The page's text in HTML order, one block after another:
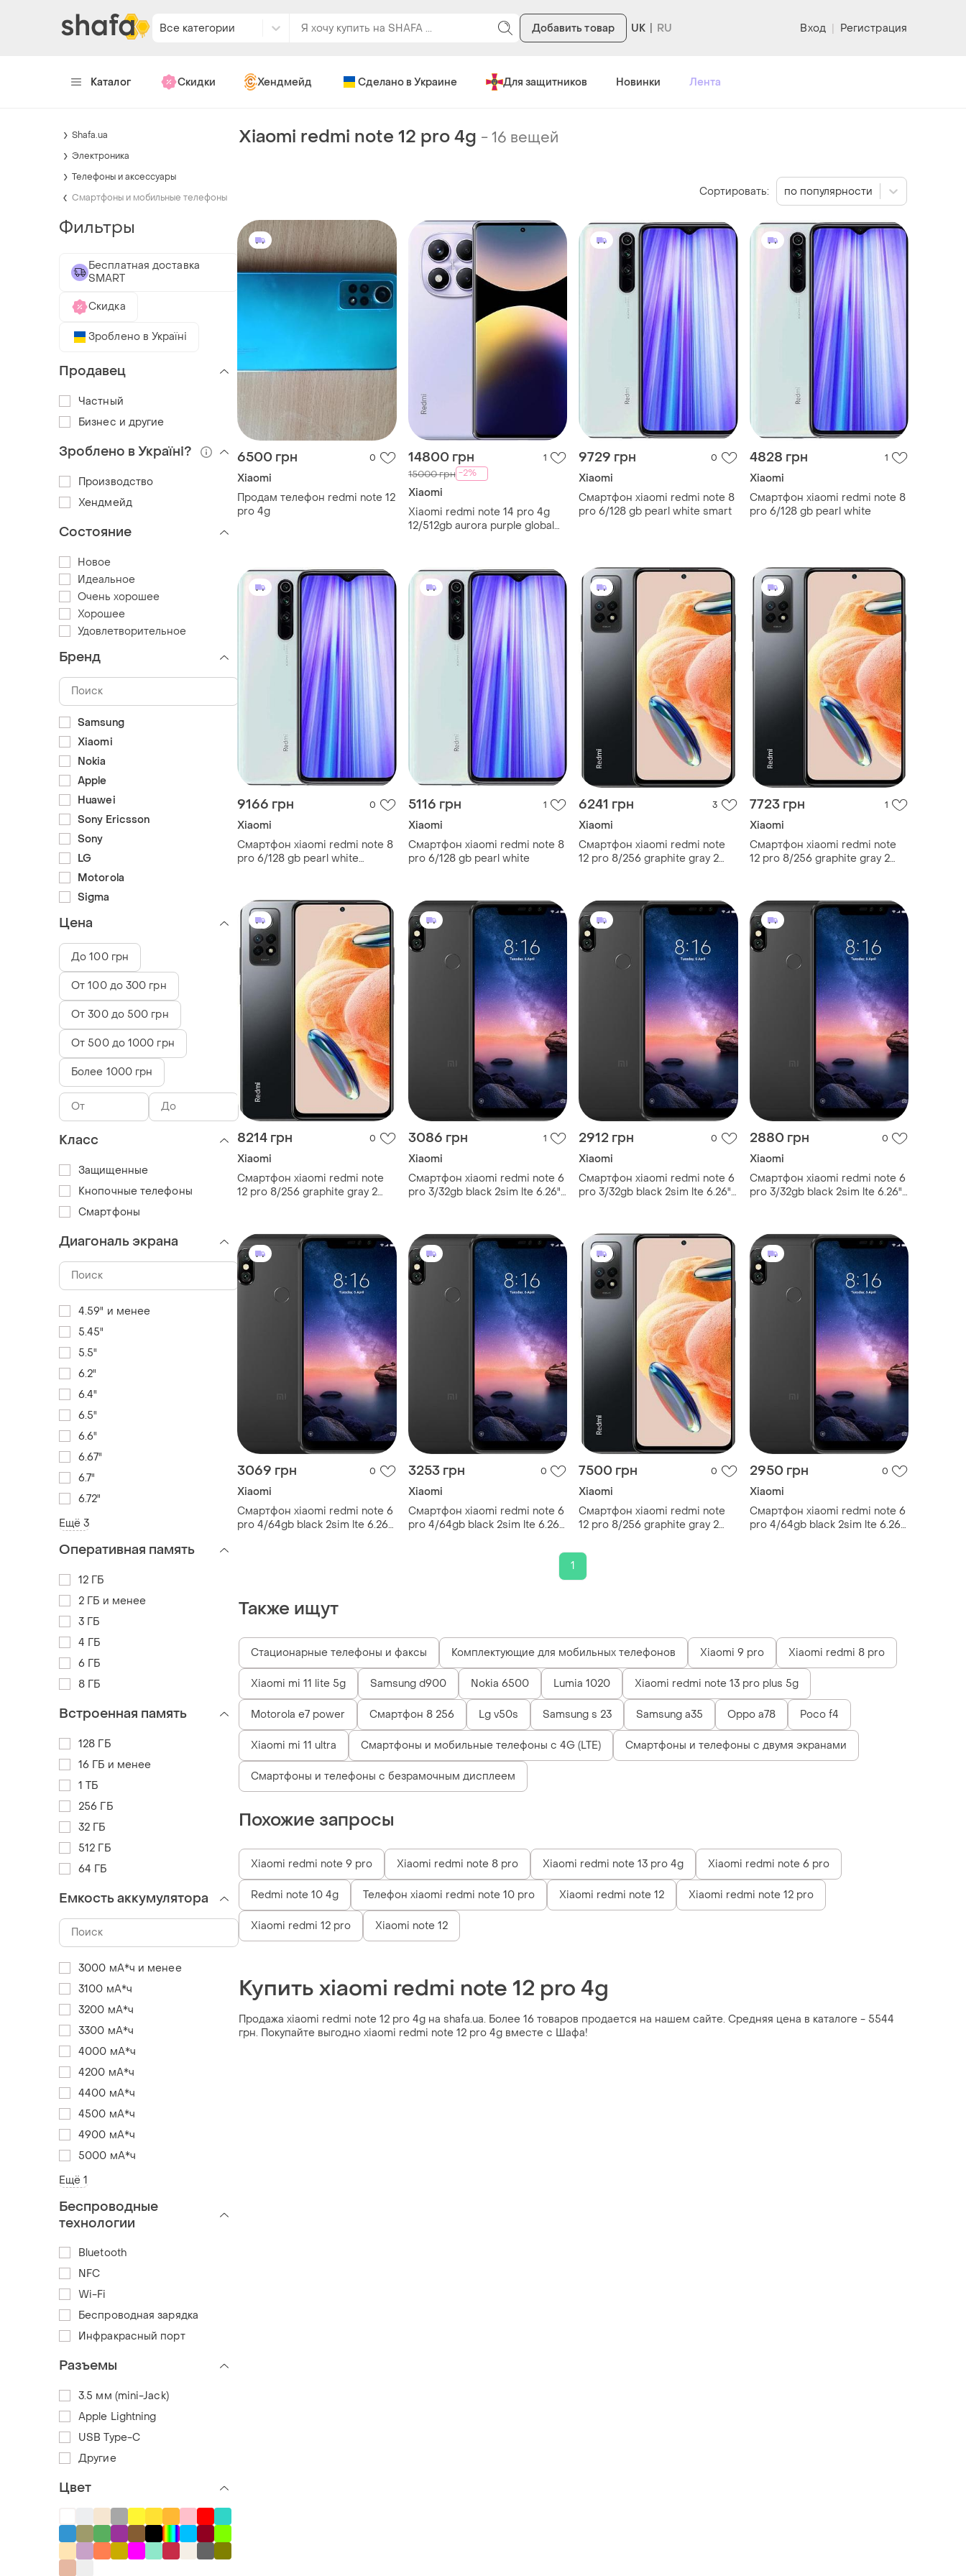
Все категории Добавить товар UK Вход | Регистрация
Каталог Скидки Хендмейд Сделано в Украине Для защитников Новинки Лента
Xiaomi redmi note 12 pro 4g -16 вещей
6500 грн 0
Xiaomi
Продам телефон redmi note 12
pro 4g
14800 грн 1
15000 грн -2%
Xiaomi
Xiaomi redmi note 14 pro 4g
12/512gb aurora purple global
9729 грн 0
Xiaomi
Смартфон xiaomi redmi note 8
pro 6/128 gb pearl white smart
4828 грн 1
Xiaomi
Смартфон xiaomi redmi note 8
pro 6/128 gb pearl white
9166 грн 0
Xiaomi
Смартфон xiaomi redmi note 8
pro 6/128 gb pearl white
5116 грн 1
Xiaomi
Смартфон xiaomi redmi note 8
pro 6/128 gb pearl white
6241 грн 3
Xiaomi
Смартфон xiaomi redmi note
12 pro 8/256 graphite gray 2
7723 грн 1
Xiaomi
Смартфон xiaomi redmi note
12 pro 8/256 graphite gray 2
8214 грн 0
Xiaomi
Смартфон xiaomi redmi note
12 pro 8/256 graphite gray 2
3086 грн 1
Xiaomi
Смартфон xiaomi redmi note 6
pro 3/32gb black 2sim lte 6.26"
2912 грн 0
Xiaomi
Смартфон xiaomi redmi note 6
pro 3/32gb black 2sim lte 6.26"
2880 грн 0
Xiaomi
Смартфон xiaomi redmi note 6
pro 3/32gb black 2sim lte 6.26"
міцний
3069 грн 0
Xiaomi
Смартфон xiaomi redmi note 6
pro 4/64gb black 2sim lte 6.26"
3253 грн 0
Xiaomi
Смартфон xiaomi redmi note 6
pro 4/64gb black 2sim lte 6.26"
7500 грн 0
Xiaomi
Смартфон xiaomi redmi note
12 pro 8/256 graphite gray 2
мп nfc 5000 mah
2950 грн 0
Xiaomi
Смартфон xiaomi redmi note 6
pro 4/64gb black 2sim lte 6.26"
1
Также ищут
Стационарные телефоны и факсы Комплектующие для мобильных телефонов Xiaomi 9 pro Xiaomi redmi 8 pro
Xiaomi mi 11 lite 5g Samsung d900 Nokia 6500 Lumia 1020 Xiaomi redmi note 13 pro plus 5g
Motorola e7 power Смартфон 8 256 Lg v50s Samsung s 23 Samsung a35 Oppo a78 Poco f4
Xiaomi mi 11 ultra Смартфоны и мобильные телефоны с 4G (LTE) Смартфоны и телефоны с двумя экранами
Смартфоны и телефоны с безрамочным дисплеем
Похожие запросы
Xiaomi redmi note 9 pro Xiaomi redmi note 8 pro Xiaomi redmi note 13 pro 4g Xiaomi redmi note 6 pro
Redmi note 10 4g Телефон xiaomi redmi note 10 pro Xiaomi redmi note 12 Xiaomi redmi note 12 pro
Xiaomi redmi 12 pro Xiaomi note 12
Купить xiaomi redmi note 12 pro 4g
Продажа xiaomi redmi note 12 pro 4g на shafa.ua. Более 16 товаров продается на нашем сайте. Средняя цена в каталоге - 5544
грн. Покупайте выгодно xiaomi redmi note 12 pro 4g вместе с Шафа!
Сортировать: по популярности
Shafa.ua
Электроника
Телефоны и аксессуары
Смартфоны и мобильные телефоны
Фильтры
Бесплатная доставка
SMART
Скидка
Зроблено в Україні
Продавец
Частный
Бизнес и другие
Зроблено в Україні?
Производство
Хендмейд
Состояние
Новое
Идеальное
Очень хорошее
Хорошее
Удовлетворительное
Бренд
Samsung
Xiaomi
Nokia
Apple
Huawei
Sony Ericsson
Sony
LG
Motorola
Sigma
Цена
До 100 грн
От 100 до 300 грн
От 300 до 500 грн
От 500 до 1000 грн
Более 1000 грн
Класс
Защищенные
Кнопочные телефоны
Смартфоны
Диагональ экрана
4.59" и менее
5.45"
5.5"
6.2"
6.4"
6.5"
6.6"
6.67"
6.7"
6.72"
Ещё 3
Оперативная память
12 ГБ
2 ГБ и менее
3 ГБ
4 ГБ
6 ГБ
8 ГБ
Встроенная память
128 ГБ
16 ГБ и менее
1 ТБ
256 ГБ
32 ГБ
512 ГБ
64 ГБ
Емкость аккумулятора
3000 мА*ч и менее
3100 мА*ч
3200 мА*ч
3300 мА*ч
4000 мА*ч
4200 мА*ч
4400 мА*ч
4500 мА*ч
4900 мА*ч
5000 мА*ч
Ещё 1
Беспроводные
технологии
Bluetooth
NFC
Wi-Fi
Беспроводная зарядка
Инфракрасный порт
Разъемы
3.5 мм (mini-Jack)
Apple Lightning
USB Type-C
Другие
Цвет